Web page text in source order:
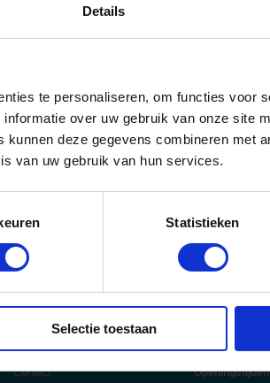
Details
te personaliseren, om functies voor
over uw gebruik van onze site
deze gegevens combineren met
van uw gebruik van hun services.
Statistieken
Selectie toestaan
Service
Contact
Direct
Openingstijden